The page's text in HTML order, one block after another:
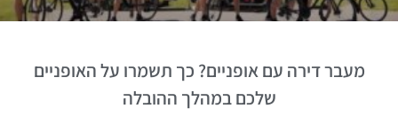
מעבר דירה עם אופניים? כך תשמרו על האופניים
שלכם במהלך ההובלה